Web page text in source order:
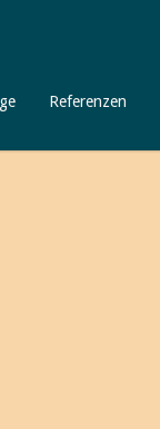
Referenzen